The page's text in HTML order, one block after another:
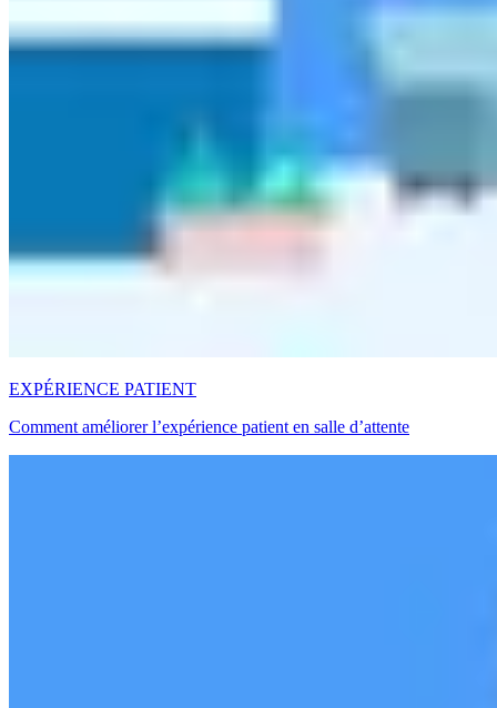
EXPÉRIENCE PATIENT
Comment améliorer l’expérience patient en salle d’attente